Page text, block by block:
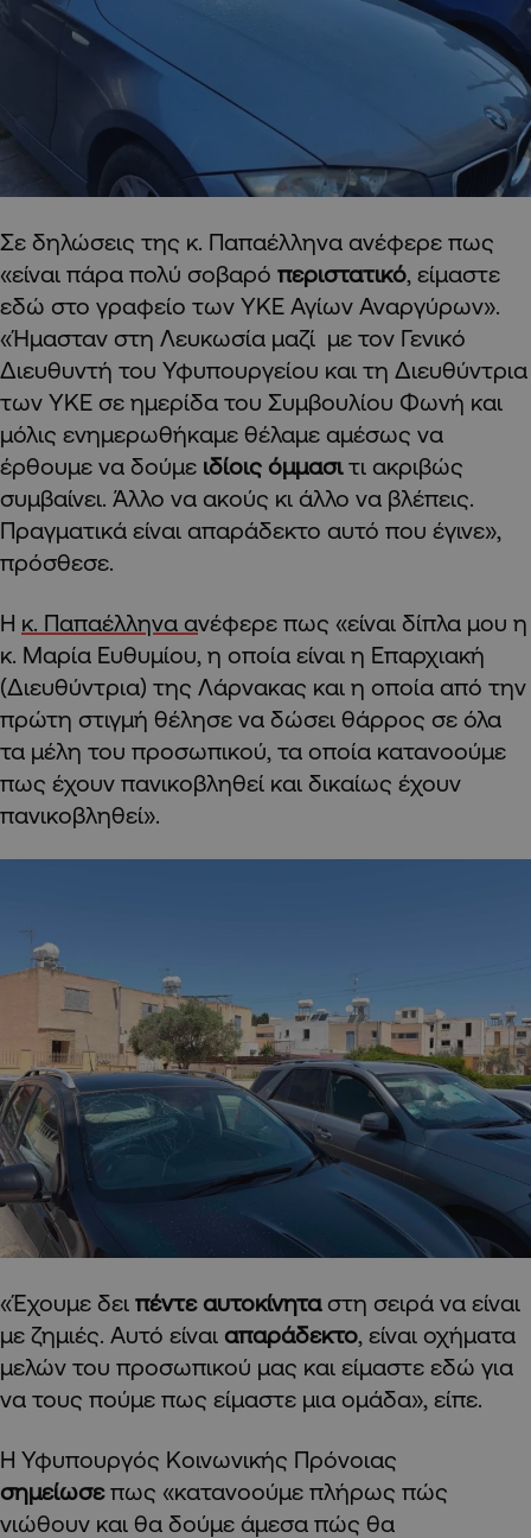
Σε δηλώσεις της κ. Παπαέλληνα ανέφερε πως
«είναι πάρα πολύ σοβαρό περιστατικό, είμαστε
εδώ στο γραφείο των ΥΚΕ Αγίων Αναργύρων».
«Ήμασταν στη Λευκωσία μαζί με τον Γενικό
Διευθυντή του Υφυπουργείου και τη Διευθύντρια
των ΥΚΕ σε ημερίδα του Συμβουλίου Φωνή και
μόλις ενημερωθήκαμε θέλαμε αμέσως να
έρθουμε να δούμε ιδίοις όμμασιτι ακριβώς
συμβαίνει. Άλλο να ακούς κι άλλο να βλέπεις.
Πραγματικά είναι απαράδεκτο αυτό που έγινε»,
πρόσθεσε.
Η κ. Παπαέλληνα ανέφερε πως «είναι δίπλα μου η
κ. Μαρία Ευθυμίου, η οποία είναι η Επαρχιακή
(Διευθύντρια) της Λάρνακας και η οποία από την
πρώτη στιγμή θέλησε να δώσει θάρρος σε όλα
τα μέλη του προσωπικού, τα οποία κατανοούμε
πως έχουν πανικοβληθεί και δικαίως έχουν
πανικοβληθεί».
«Έχουμε δει πέντε αυτοκίνητα στη σειρά να είναι
με ζημιές. Αυτό είναι απαράδεκτο, είναι οχήματα
μελών του προσωπικού μας και είμαστε εδώ για
να τους πούμε πως είμαστε μια ομάδα», είπε.
Η Υφυπουργός Κοινωνικής Πρόνοιας
σημείωσεπως «κατανοούμε πλήρως πώς
νιώθουν και θα δούμε άμεσα πώς θα